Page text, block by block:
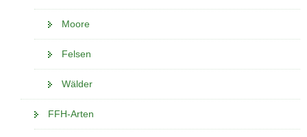
Moore
Felsen
Wälder
FFH-Arten